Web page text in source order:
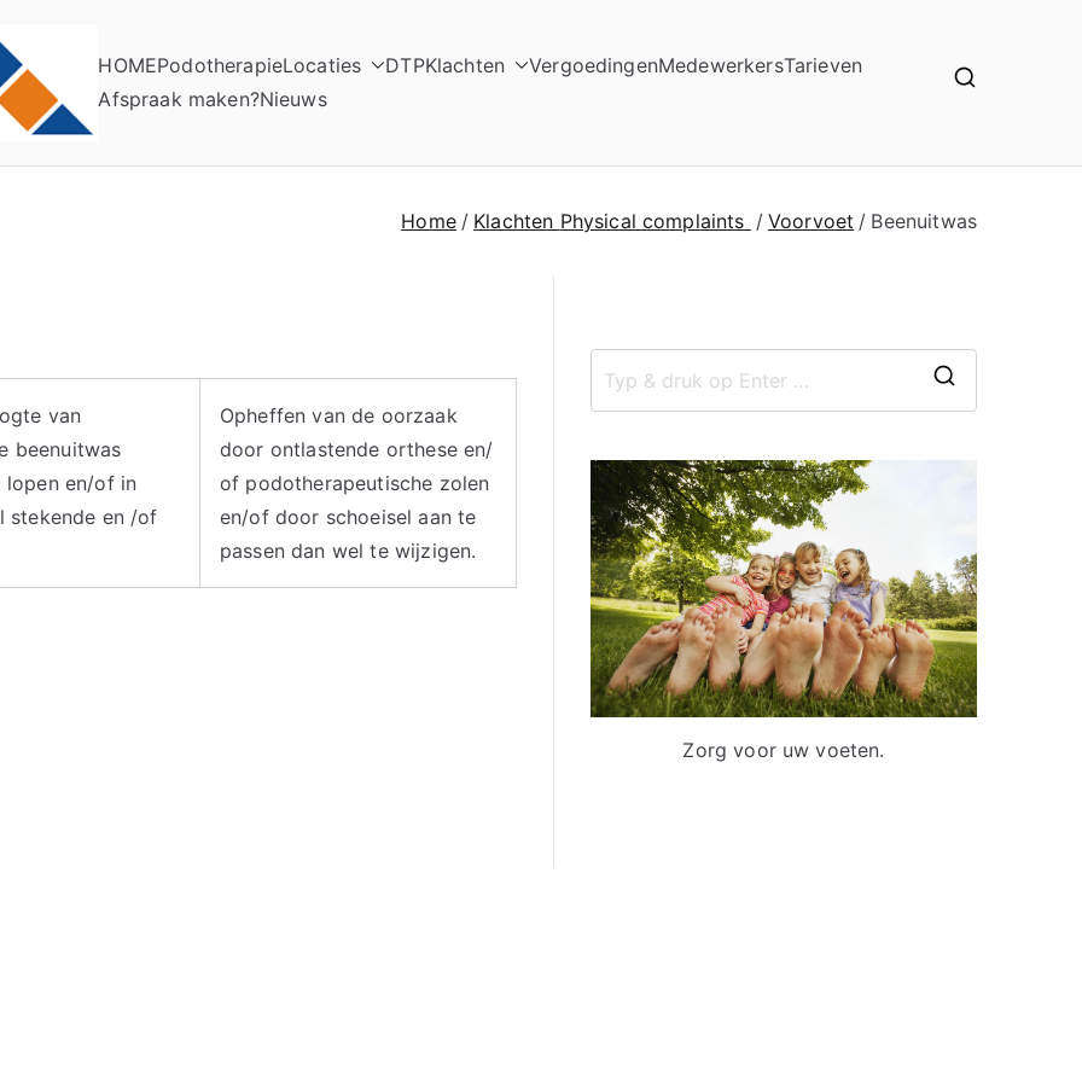
Elso Podotherapie
Praktijk voor Podotherapie
HOMEPodotherapieLocaties DTPKlachten VergoedingenMedewerkersTarieven
Afspraak maken?Nieuws
Home Klachten Physical complaints Voorvoet Beenuitwas
van
beenuitwas
lopen en/of in
stekende en /of
Opheffen van de oorzaak
door ontlastende orthese en/
of podotherapeutische zolen
en/of door schoeisel aan te
passen dan wel te wijzigen.
a
a
r
:
Zorg voor uw voeten.